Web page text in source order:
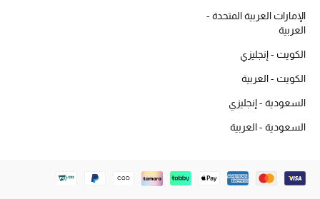
عرض جميع المنتجات
الموسم الجديد
الإمارات العربية المتحدة -
العربية
الكويت - إنجليزي
الكويت - العربية
السعودية - إنجليزي
السعودية - العربية